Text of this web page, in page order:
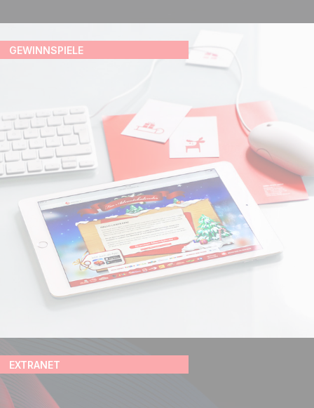
GEWINNSPIELE
EXTRANET